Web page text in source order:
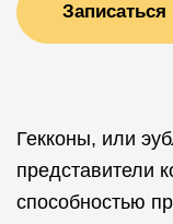
Гекконы, или
представители
способностью